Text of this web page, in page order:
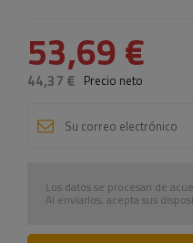
53,69 €
44,37 € Precio neto
Los datos se procesan de
Al enviarlos, acepta sus